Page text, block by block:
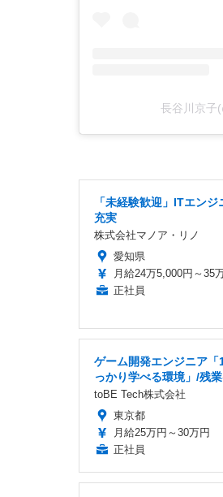
長谷川京子
「未経験歓迎」ITエン
充実
株式会社マノア・リノ
愛知県
月給24万5,000円～35
正社員
ゲーム開発エンジニア
っかり学べる環境」/残
toBE Tech株式会社
東京都
月給25万円～30万円
正社員